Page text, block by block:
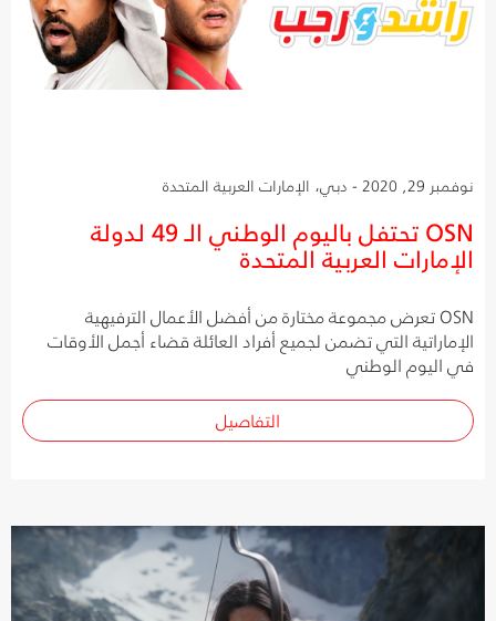
نوفمبر 29, 2020 - دبي، الإمارات العربية المتحدة
OSN تحتفل باليوم الوطني الـ 49 لدولة
الإمارات العربية المتحدة
OSN تعرض مجموعة مختارة من أفضل الأعمال الترفيهية
الإماراتية التي تضمن لجميع أفراد العائلة قضاء أجمل الأوقات
في اليوم الوطني
التفاصيل